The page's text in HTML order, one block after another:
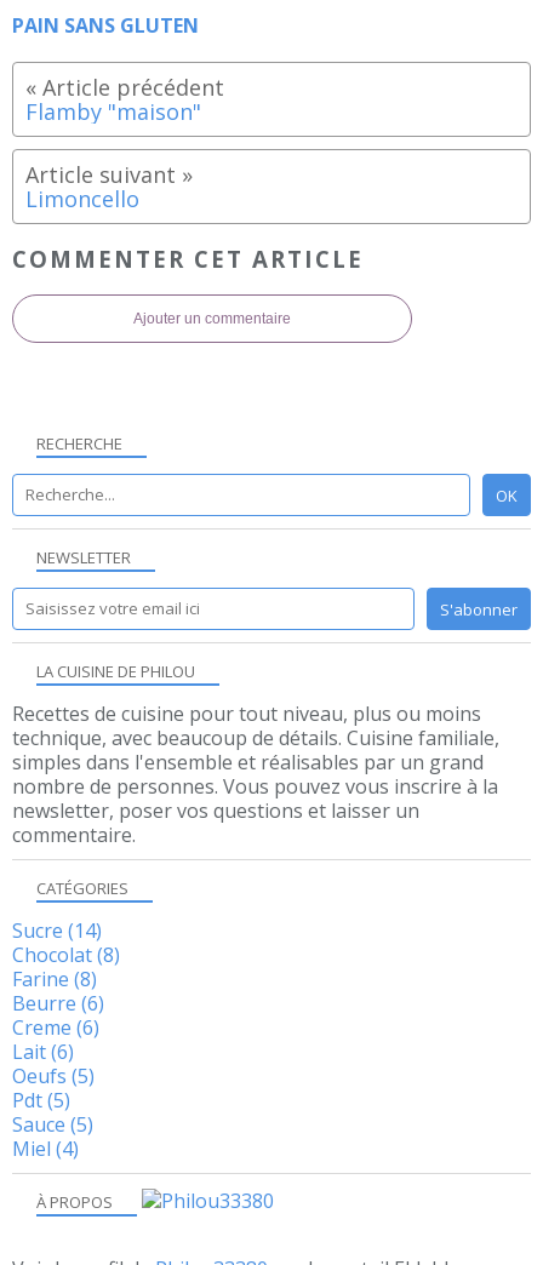
PAIN SANS GLUTEN
Flamby "maison"
Limoncello
COMMENTER CET ARTICLE
Ajouter un commentaire
NEWSLETTER
RECHERCHE
LA CUISINE DE PHILOU
Recettes de cuisine pour tout niveau, plus ou moins
technique, avec beaucoup de détails. Cuisine familiale,
simples dans l'ensemble et réalisables par un grand
nombre de personnes. Vous pouvez vous inscrire à la
newsletter, poser vos questions et laisser un
commentaire.
À PROPOS
CATÉGORIES
Sucre (14)
Chocolat(8)
Farine (8)
Beurre (6)
Creme (6)
Lait(6)
Oeufs (5)
Pdt(5)
Sauce (5)
Miel (4)